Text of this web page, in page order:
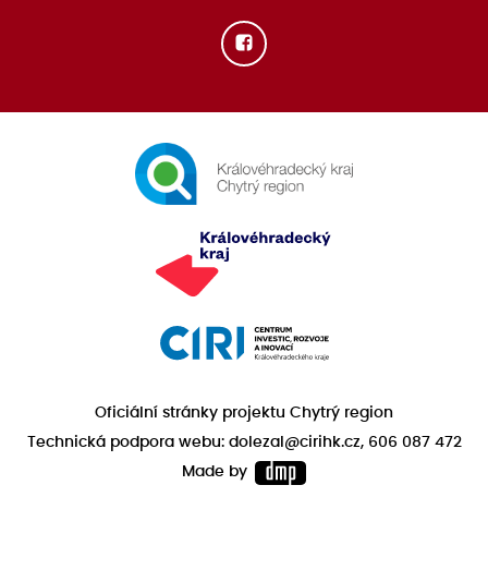
Oficiální stránky projektu Chytrý region
Technická podpora webu: dolezal@cirihk.cz, 606 087 472
Made by